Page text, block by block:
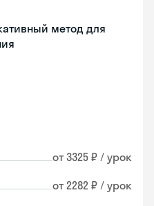
метод для
от 3325 ₽ / урок
от 2282 ₽ / урок